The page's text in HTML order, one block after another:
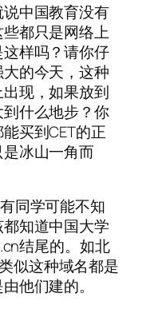
中国教育没有
都只是网络上
样吗？请你仔
的今天，这种
现，如果放到
什么地步？你
买到CET的正
冰山一角而
有同学可能不知
知道中国大学
结尾的。如北
似这种域名都是
他们建的。